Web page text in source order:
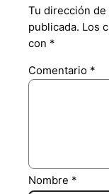
Tu dirección
publicada. Los
con *
Comentario *
Nombre *